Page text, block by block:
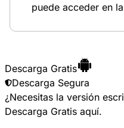
puede acceder en
Descarga Gratis
Descarga Segura
¿Necesitas la versión
Descarga Gratis aquí.